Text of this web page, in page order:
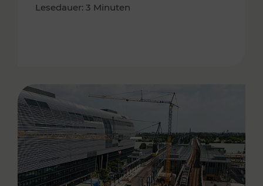
Lesedauer: 3 Minuten